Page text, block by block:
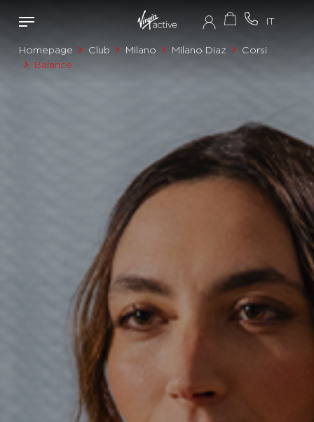
Homepage Club Milano Milano Diaz
Corsi
Balance